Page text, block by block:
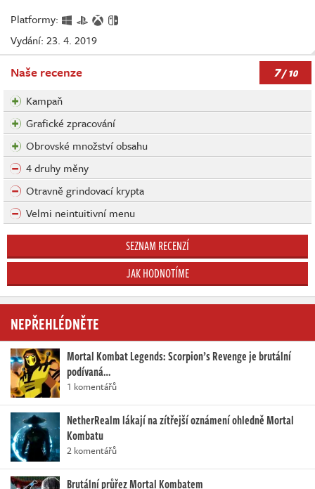
Platformy:
Vydání: 23. 4. 2019
Naše recenze 7/ 10
Kampaň
Grafické zpracování
Obrovské množství obsahu
4 druhy měny
Otravně grindovací krypta
Velmi neintuitivní menu
SEZNAM RECENZÍ
JAK HODNOTÍME
NEPŘEHLÉDNĚTE
Mortal Kombat Legends: Scorpion’s Revenge je brutální
podívaná…
1 komentářů
NetherRealm lákají na zítřejší oznámení ohledně Mortal
Kombatu
2 komentářů
Brutální průřez Mortal Kombatem